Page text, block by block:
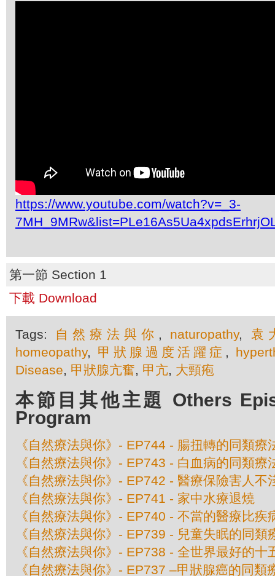
https://www.youtube.com/watch?v=_3-
第一節 Section 1
下載 Download
Tags: 自然療法與你 , naturopathy, 袁
homeopathy, 甲狀腺過度活躍症 ,
Disease, 甲狀腺亢奮, 甲亢, 大頸疱
本節目其他主題 Others
Program
《自然療法與你》- EP744 - 腸扭轉的同類療
《自然療法與你》- EP743 - 白血病的同類療
《自然療法與你》- EP742 - 醫療保險害人不
《自然療法與你》- EP741 - 家中水療退燒
《自然療法與你》- EP740 - 不當的醫療比疾
《自然療法與你》- EP739 - 兒童失眠的同類
《自然療法與你》- EP738 - 全世界最好的十
《自然療法與你》- EP737 –甲狀腺癌的同類